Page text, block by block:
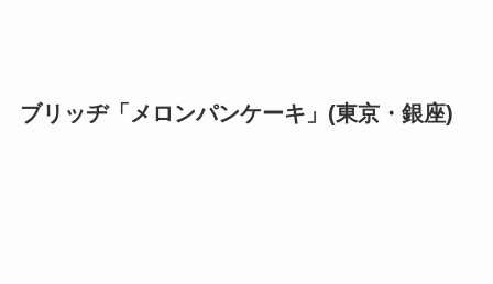
ブリッヂ「メロンパンケーキ」(東京・銀座)